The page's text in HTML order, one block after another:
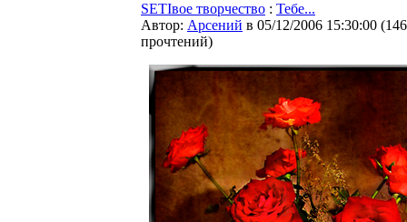
SETIвое творчество : Тебе...
Автор: Арсений в 05/12/2006 15:30:00 (
прочтений)